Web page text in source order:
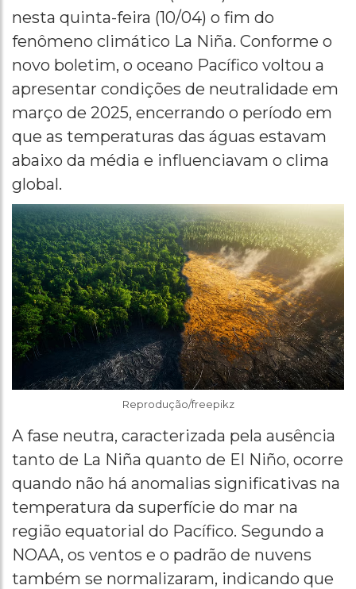
nesta quinta-feira (10/04) o fim do
fenômeno climático La Niña. Conforme o
novo boletim, o oceano Pacífico voltou a
apresentar condições de neutralidade em
março de 2025, encerrando o período em
que as temperaturas das águas estavam
abaixo da média e influenciavam o clima
global.
Reprodução/freepikz
A fase neutra, caracterizada pela ausência
tanto de La Niña quanto de El Niño, ocorre
quando não há anomalias significativas na
temperatura da superfície do mar na
região equatorial do Pacífico. Segundo a
NOAA, os ventos e o padrão de nuvens
também se normalizaram, indicando que